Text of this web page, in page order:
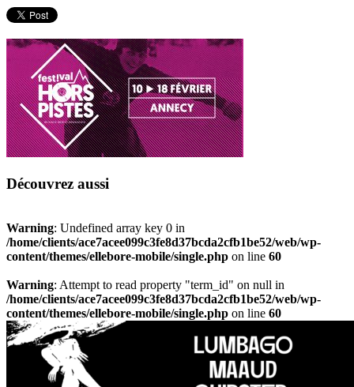
Découvrez aussi
Warning: Undefined array key 0 in
/home/clients/ace7acee099c3fe8d37bcda2cfb1be52/web/wp-
content/themes/ellebore-mobile/single.php on line 60
Warning: Attempt to read property "term_id" on null in
/home/clients/ace7acee099c3fe8d37bcda2cfb1be52/web/wp-
content/themes/ellebore-mobile/single.php on line 60